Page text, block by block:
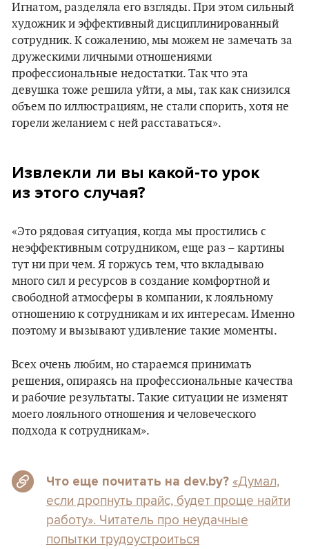
Игнатом, разделяла его взгляды. При этом сильный
художник и эффективный дисциплинированный
сотрудник. К сожалению, мы можем не замечать за
дружескими личными отношениями
профессиональные недостатки. Так что эта
девушка тоже решила уйти, а мы, так как снизился
объем по иллюстрациям, не стали спорить, хотя не
горели желанием с ней расставаться».
Извлекли ли вы какой-то урок
из этого случая?
«Это рядовая ситуация, когда мы простились с
неэффективным сотрудником, еще раз – картины
тут ни при чем. Я горжусь тем, что вкладываю
много сил и ресурсов в создание комфортной и
свободной атмосферы в компании, к лояльному
отношению к сотрудникам и их интересам. Именно
поэтому и вызывают удивление такие моменты.
Всех очень любим, но стараемся принимать
решения, опираясь на профессиональные качества
и рабочие результаты. Такие ситуации не изменят
моего лояльного отношения и человеческого
подхода к сотрудникам».
Что еще почитать на dev.by? «Думал,
если дропнуть прайс, будет проще найти
работу». Читатель про неудачные
попытки трудоустроиться